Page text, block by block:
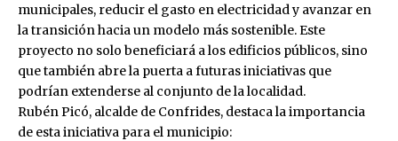
municipales, reducir el gasto en electricidad y avanzar en
la transición hacia un modelo más sostenible. Este
proyecto no solo beneficiará a los edificios públicos, sino
que también abre la puerta a futuras iniciativas que
podrían extenderse al conjunto de la localidad.
Rubén Picó, alcalde de Confrides, destaca la importancia
de esta iniciativa para el municipio: